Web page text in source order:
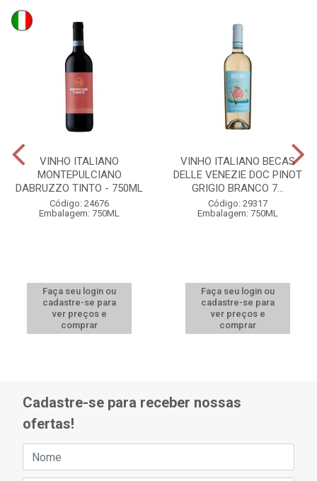
VINHO ITALIANO
MONTEPULCIANO
DABRUZZO TINTO - 750ML
Código: 24676
Embalagem: 750ML
Faça seu login ou
cadastre-se para
ver preços e
comprar
VINHO ITALIANO BECAS
DELLE VENEZIE DOC PINOT
GRIGIO BRANCO 7...
Código: 29317
Embalagem: 750ML
Faça seu login ou
cadastre-se para
ver preços e
comprar
Cadastre-se para receber nossas
ofertas!